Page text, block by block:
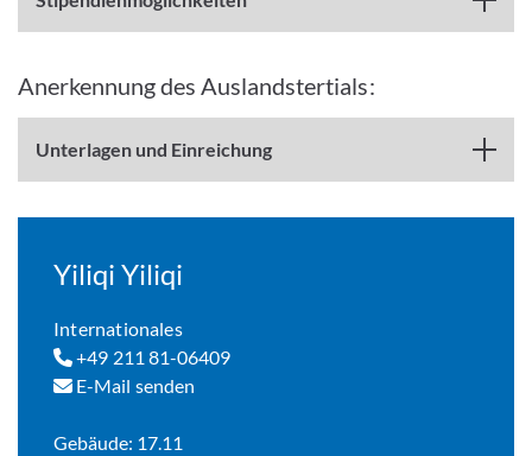
Anerkennung des Auslandstertials:
Unterlagen und Einreichung
Yiliqi Yiliqi
Internationales
+49 211 81-06409
E-Mail senden
Gebäude: 17.11